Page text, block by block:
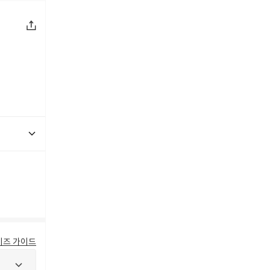
즈 가이드